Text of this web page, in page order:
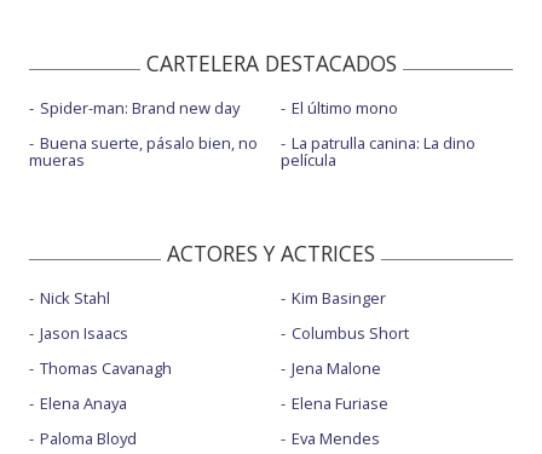
CARTELERA DESTACADOS
Spider-man: Brand new day
Buena suerte, pásalo bien, no
mueras
El último mono
La patrulla canina: La dino
película
ACTORES Y ACTRICES
Nick Stahl
Jason Isaacs
Thomas Cavanagh
Elena Anaya
Paloma Bloyd
Kim Basinger
Columbus Short
Jena Malone
Elena Furiase
Eva Mendes